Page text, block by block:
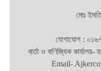
মোঃ
যোগাযোগ :
বার্তা ও বাণিজ্যিক
Email-